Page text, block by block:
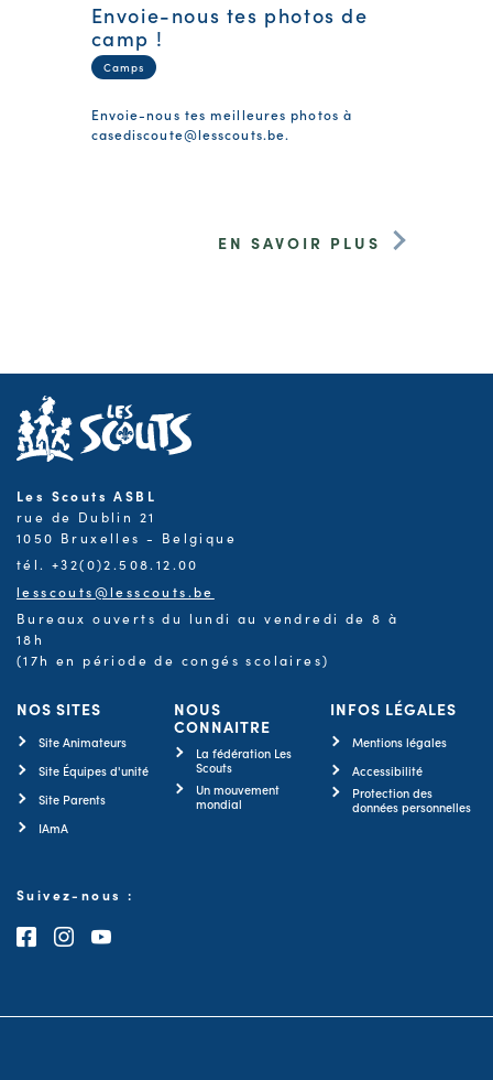
Envoie-nous tes photos de
camp !
Camps
Envoie-nous tes meilleures photos à
casediscoute@lesscouts.be.
EN SAVOIR PLUS
Les Scouts ASBL
rue de Dublin 21
1050 Bruxelles - Belgique
tél. +32(0)2.508.12.00
lesscouts@lesscouts.be
Bureaux ouverts du lundi au vendredi de 8 à
18h
(17h en période de congés scolaires)
NOS SITES
Site Animateurs
Site Équipes d'unité
Site Parents
IAmA
NOUS
CONNAITRE
La fédération Les
Scouts
Un mouvement
mondial
INFOS LÉGALES
Mentions légales
Accessibilité
Protection des
données personnelles
Suivez-nous :
Consultez notre page Facebook
Consultez notre page Instagram
Consultez notre chaîne Youtube